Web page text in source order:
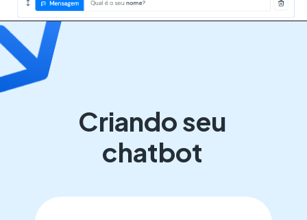
Criando seu
chatbot